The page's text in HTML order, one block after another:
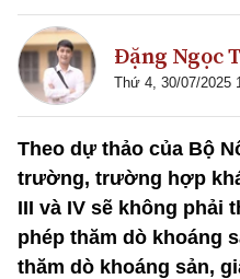
Đặng Ngọc
Thứ 4, 30/07/2025
Theo dự thảo của Bộ
trường, trường hợp
III và IV sẽ không phải
phép thăm dò khoáng
thăm dò khoáng sản,